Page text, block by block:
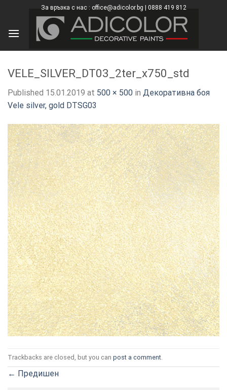
content
За връзка с нас : office@adicolor.bg | 0888 419 812
VELE_SILVER_DT03_2ter_x750_std
Published 15.01.2019 at 500 × 500 in Декоративна боя
Vele silver, gold DTSG03
Trackbacks are closed, but you can post a comment
← Предишен
×
× ТОЗИ
САЙТ
ИЗПОЛЗВА
ПОВЕЧЕ
ИНФОРМАЦИЯ